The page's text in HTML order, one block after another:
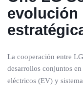
evolución
La cooperación entre
desarrollos conjuntos
eléctricos (EV) y